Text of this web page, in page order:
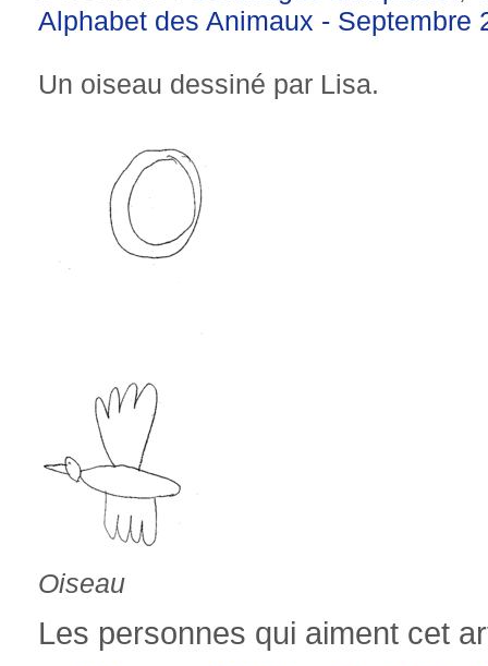
Alphabet des Animaux - Septembre
Un oiseau dessiné par Lisa.
Oiseau
Les personnes qui aiment cet